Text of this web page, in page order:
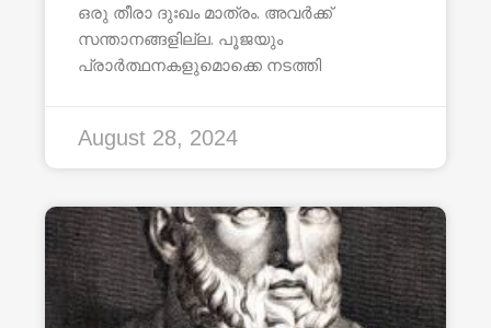
ഒരു തീരാ ദുഃഖം മാത്രം. അവർക്ക്
സന്താനങ്ങളില്ല. പൂജയും
പ്രാർത്ഥനകളുമൊക്കെ നടത്തി
August 28, 2024